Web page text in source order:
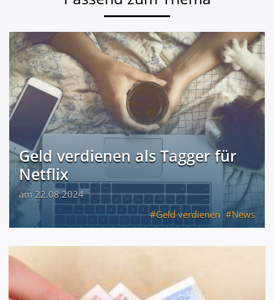
Geld verdienen als Tagger für
Netflix
am 22.08.2024
Geld verdienen
News